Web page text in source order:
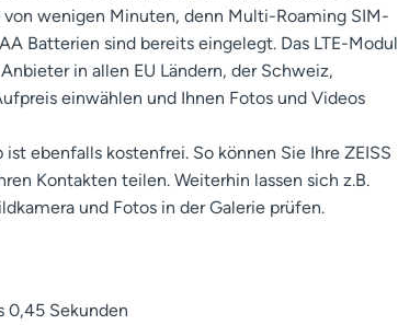
wenigen Minuten, denn Multi-Roaming SIM-
Batterien sind bereits eingelegt. Das LTE-Modul
in allen EU Ländern, der Schweiz,
einwählen und Ihnen Fotos und Videos
ebenfalls kostenfrei. So können Sie Ihre ZEISS
Kontakten teilen. Weiterhin lassen sich z.B.
und Fotos in der Galerie prüfen.
0,45 Sekunden